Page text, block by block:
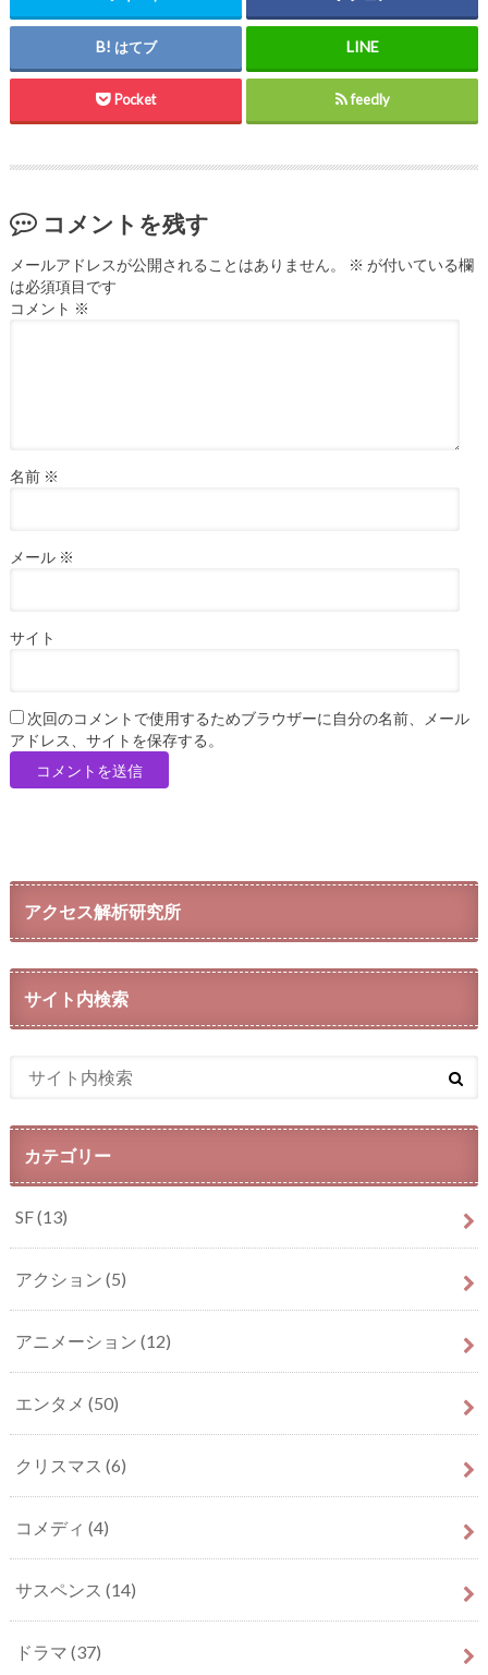
はてブ
Pocket feedly
コメントを残す
メールアドレスが公開されることはありません。 ※ が付いている欄
は必須項目です
コメント ※
名前 ※
メール ※
サイト
次回のコメントで使用するためブラウザーに自分の名前、メール
アドレス、サイトを保存する。
アクセス解析研究所
サイト内検索
カテゴリー
SF(13)
アクション (5)
アニメーション (12)
エンタメ (50)
クリスマス (6)
コメディ (4)
サスペンス (14)
ドラマ (37)